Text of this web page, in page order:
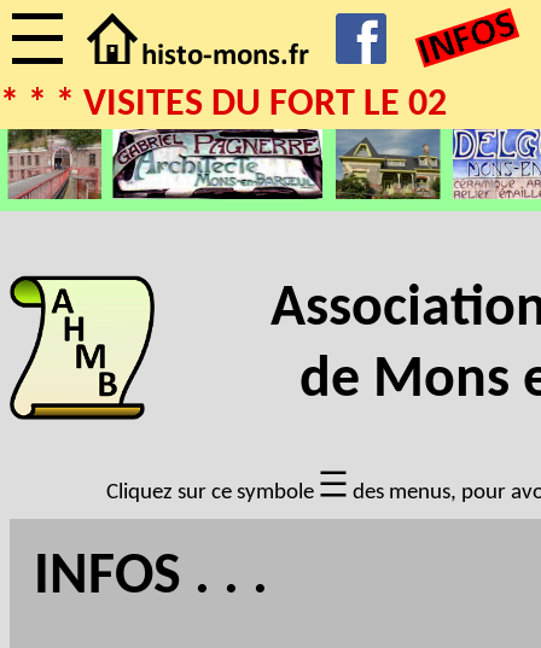
* * * VISITES DU FORT LE 02/08/
de Mons
Cliquez sur ce symbole des menus, pour
INFOS . . .